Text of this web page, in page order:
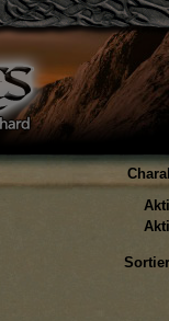
in/home/web3/